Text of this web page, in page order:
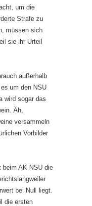
um die
Strafe zu
müssen sich
sie ihr Urteil
außerhalb
um den NSU
wird sogar das
Äh,
versammeln
Vorbilder
beim AK NSU die
bei Null liegt.
die ersten